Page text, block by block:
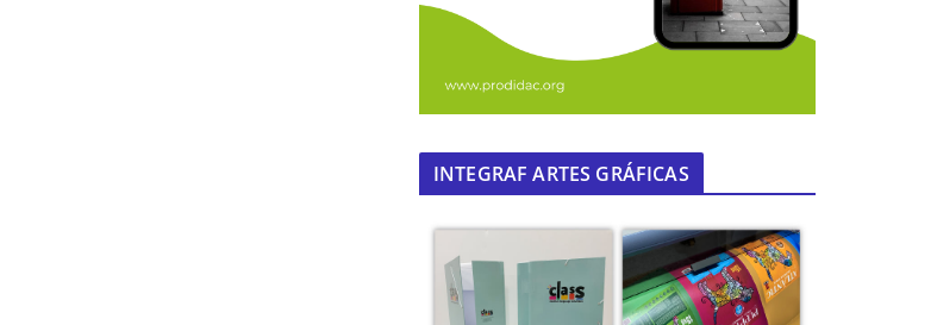
INTEGRAF ARTES GRÁFICAS